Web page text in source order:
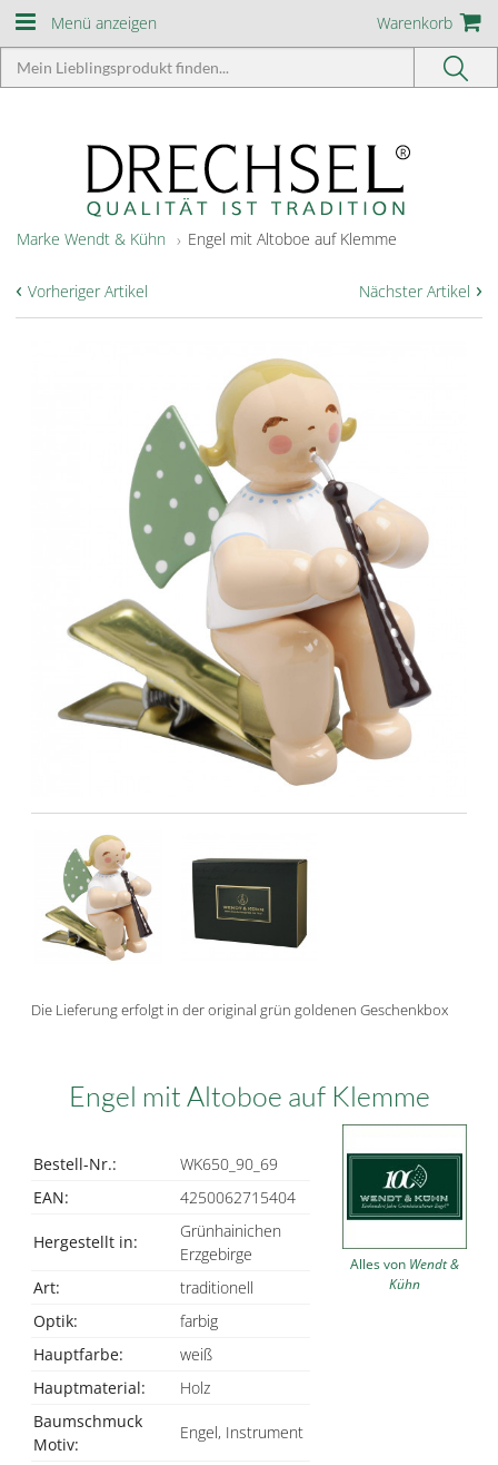
Menü anzeigen Warenkorb
Marke Wendt & Kühn Engel mit Altoboe auf Klemme
Nächster Artikel ›
‹ Vorheriger Artikel
Die Lieferung erfolgt in der original grün goldenen Geschenkbox
Engel mit Altoboe auf Klemme
Bestell-Nr.:
WK650_90_69
EAN:
4250062715404
Hergestellt in:
Grünhainichen
Erzgebirge
Art:
traditionell
Optik:
farbig
Hauptfarbe:
weiß
Hauptmaterial:
Holz
Baumschmuck
Motiv:
Engel, Instrument
Alles von Wendt &
Kühn